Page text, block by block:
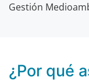
Gestión
¿Por qué